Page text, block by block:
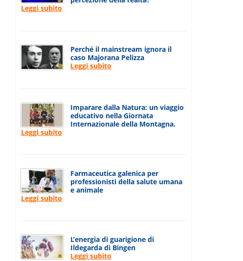
Leggi subito
Perché il mainstream ignora il
caso Majorana Pelizza
Leggi subito
Imparare dalla Natura: un viaggio
educativo nella Giornata
Internazionale della Montagna.
Leggi subito
Farmaceutica galenica per
professionisti della salute umana
e animale
Leggi subito
L’energia di guarigione di
Ildegarda di Bingen
Leggi subito